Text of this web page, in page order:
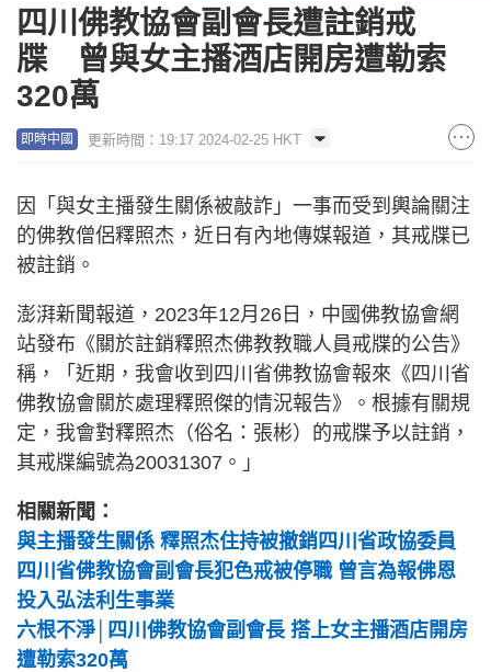
四川佛教協會副會長遭註銷戒
牒 曾與女主播酒店開房遭勒索
320萬
即時中國 更新時間：19:17 2024-02-25 HKT
因「與女主播發生關係被敲詐」一事而受到輿論關注
的佛教僧侶釋照杰，近日有內地傳媒報道，其戒牒已
被註銷。
澎湃新聞報道，2023年12月26日，中國佛教協會網
站發布《關於註銷釋照杰佛教教職人員戒牒的公告》
稱，「近期，我會收到四川省佛教協會報來《四川省
佛教協會關於處理釋照傑的情況報告》。根據有關規
定，我會對釋照杰（俗名：張彬）的戒牒予以註銷，
其戒牒編號為20031307。」
相關新聞：
與主播發生關係 釋照杰住持被撤銷四川省政協委員
四川省佛教協會副會長犯色戒被停職 曾言為報佛恩
投入弘法利生事業
六根不淨│四川佛教協會副會長 搭上女主播酒店開房
遭勒索320萬